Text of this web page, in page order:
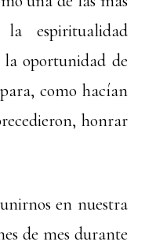
la espiritualidad
oportunidad de
como hacían
honrar
en nuestra
de mes durante